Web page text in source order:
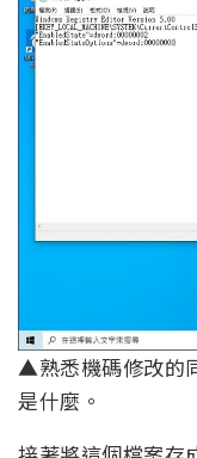
▲熟悉機碼修改的
是什麼。